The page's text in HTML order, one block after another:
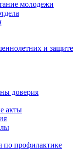
молодежи
и защите
доверия
акты
по профилактике